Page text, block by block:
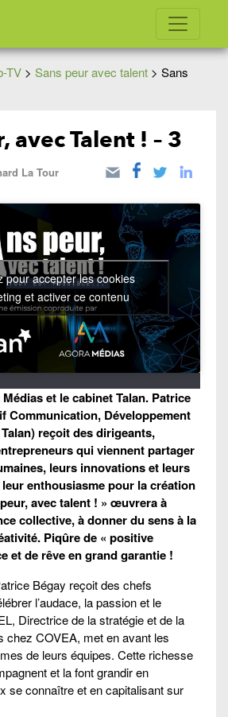
TV > Sans peur avec talent > Sans
avec Talent ! – 3
La Tour
pour accepter les cookies
et activer ce contenu
et le cabinet Talan. Patrice
Communication, Développement
reçoit des dirigeants,
qui viennent partager
leurs innovations et leurs
enthousiasme pour la création
avec talent ! » œuvrera à
collective, à donner du sens à la
Piqûre de « positive
et de rêve en grand garantie !
Bégay reçoit des chefs
l’audace, la passion et le
Directrice de la stratégie et de la
chez COVEA, met en avant les
de leurs équipes. Cette richesse
et la font grandir en
se connaître et en capitalisant sur